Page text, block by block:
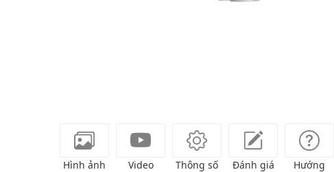
Hình ảnh Video
Thông số
Đánh giá
Hướng